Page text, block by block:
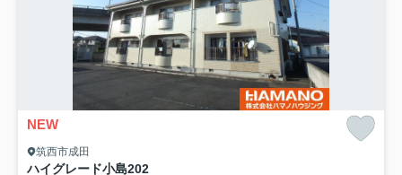
NEW
筑西市成田
ハイグレード小島202